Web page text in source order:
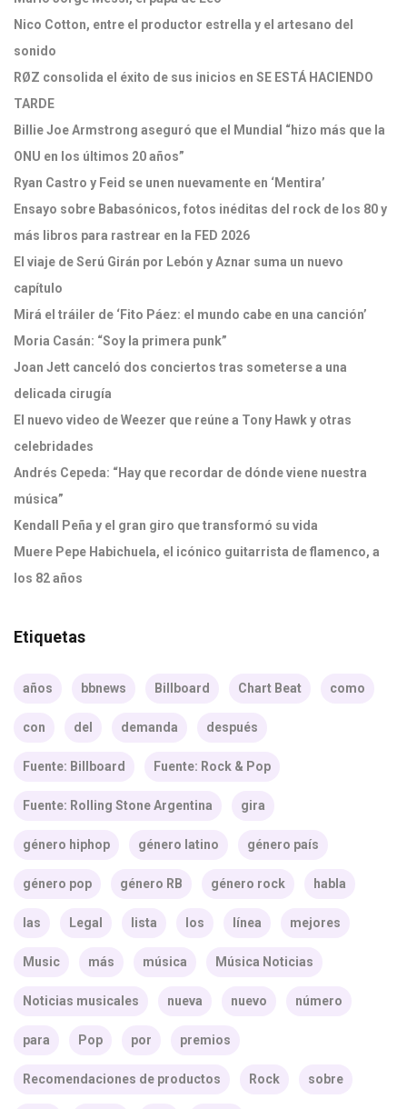
Nico Cotton, entre el productor estrella y el artesano del
sonido
RØZ consolida el éxito de sus inicios en SE ESTÁ HACIENDO
TARDE
Billie Joe Armstrong aseguró que el Mundial “hizo más que la
ONU en los últimos 20 años”
Ryan Castro y Feid se unen nuevamente en ‘Mentira’
Ensayo sobre Babasónicos, fotos inéditas del rock de los 80 y
más libros para rastrear en la FED 2026
El viaje de Serú Girán por Lebón y Aznar suma un nuevo
capítulo
Mirá el tráiler de ‘Fito Páez: el mundo cabe en una canción’
Moria Casán: “Soy la primera punk”
Joan Jett canceló dos conciertos tras someterse a una
delicada cirugía
El nuevo video de Weezer que reúne a Tony Hawk y otras
celebridades
Andrés Cepeda: “Hay que recordar de dónde viene nuestra
música”
Kendall Peña y el gran giro que transformó su vida
Muere Pepe Habichuela, el icónico guitarrista de flamenco, a
los 82 años
Etiquetas
años bbnews Billboard Chart Beat como
con del demanda después
Fuente: Billboard Fuente: Rock & Pop
Fuente: Rolling Stone Argentina gira
género hiphop género latino género país
género pop género RB género rock habla
las Legal lista los línea mejores
Music más música Música Noticias
Noticias musicales nueva nuevo número
para Pop por premios
Recomendaciones de productos Rock sobre